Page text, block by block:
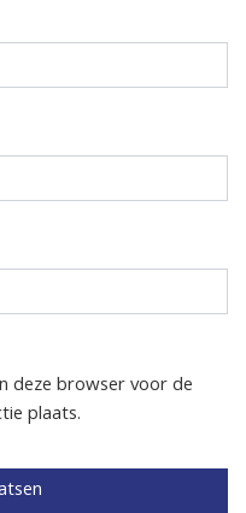
deze browser voor de
plaats.